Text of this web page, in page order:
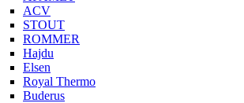
ACV
STOUT
ROMMER
Hajdu
Elsen
Royal Thermo
Buderus